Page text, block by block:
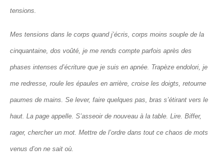
tensions.
Mes tensions dans le corps quand j’écris, corps moins souple de la
cinquantaine, dos voûté, je me rends compte parfois après des
phases intenses d’écriture que je suis en apnée. Trapèze endolori, je
me redresse, roule les épaules en arrière, croise les doigts, retourne
paumes de mains. Se lever, faire quelques pas, bras s’étirant vers le
haut. La page appelle. S’asseoir de nouveau à la table. Lire. Biffer,
rager, chercher un mot. Mettre de l’ordre dans tout ce chaos de mots
venus d’on ne sait où.